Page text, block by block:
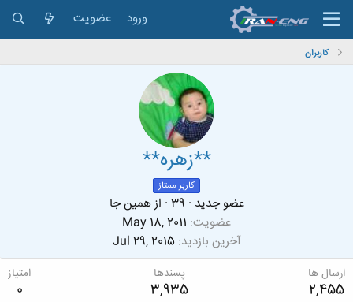
ورود عضویت
کاربران
**زهره**
کاربر ممتاز
عضو جدید ·
· ازهمین جا
عضویت May 18, 2011
آخرین بازدید Jul 29, 2015
ارسال ها
2,455
پسندها
3,935
امتیاز
0